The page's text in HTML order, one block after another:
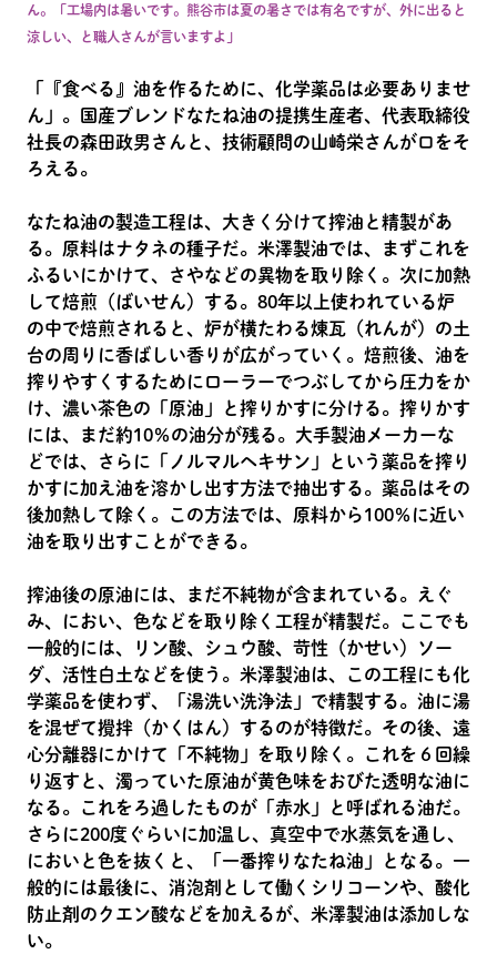
ん。「工場内は暑いです。熊谷市は夏の暑さでは有名ですが、外に出ると
涼しい、と職人さんが言いますよ」
「『食べる』油を作るために、化学薬品は必要ありませ
ん」。国産ブレンドなたね油の提携生産者、代表取締役
社長の森田政男さんと、技術顧問の山崎栄さんが口をそ
ろえる。
なたね油の製造工程は、大きく分けて搾油と精製があ
る。原料はナタネの種子だ。米澤製油では、まずこれを
ふるいにかけて、さやなどの異物を取り除く。次に加熱
して焙煎（ばいせん）する。80年以上使われている炉
の中で焙煎されると、炉が横たわる煉瓦（れんが）の土
台の周りに香ばしい香りが広がっていく。焙煎後、油を
搾りやすくするためにローラーでつぶしてから圧力をか
け、濃い茶色の「原油」と搾りかすに分ける。搾りかす
には、まだ約10％の油分が残る。大手製油メーカーな
どでは、さらに「ノルマルヘキサン」という薬品を搾り
かすに加え油を溶かし出す方法で抽出する。薬品はその
後加熱して除く。この方法では、原料から100％に近い
油を取り出すことができる。
搾油後の原油には、まだ不純物が含まれている。えぐ
み、におい、色などを取り除く工程が精製だ。ここでも
一般的には、リン酸、シュウ酸、苛性（かせい）ソー
ダ、活性白土などを使う。米澤製油は、この工程にも化
学薬品を使わず、「湯洗い洗浄法」で精製する。油に湯
を混ぜて攪拌（かくはん）するのが特徴だ。その後、遠
心分離器にかけて「不純物」を取り除く。これを６回繰
り返すと、濁っていた原油が黄色味をおびた透明な油に
なる。これをろ過したものが「赤水」と呼ばれる油だ。
さらに200度ぐらいに加温し、真空中で水蒸気を通し、
においと色を抜くと、「一番搾りなたね油」となる。一
般的には最後に、消泡剤として働くシリコーンや、酸化
防止剤のクエン酸などを加えるが、米澤製油は添加しな
い。